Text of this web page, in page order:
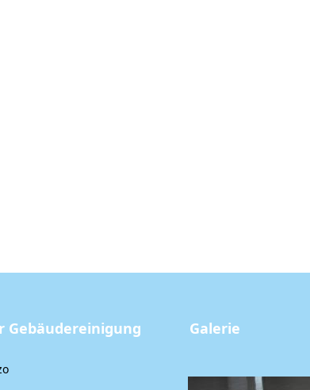
Gebäudereinigung Galerie